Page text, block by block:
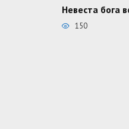
Невеста бога
150